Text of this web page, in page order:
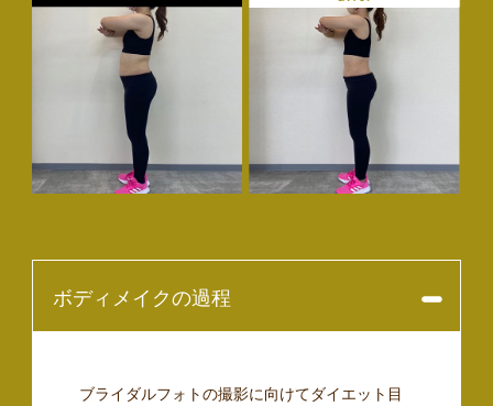
ボディメイクの過程
ブライダルフォトの撮影に向けてダイエット目